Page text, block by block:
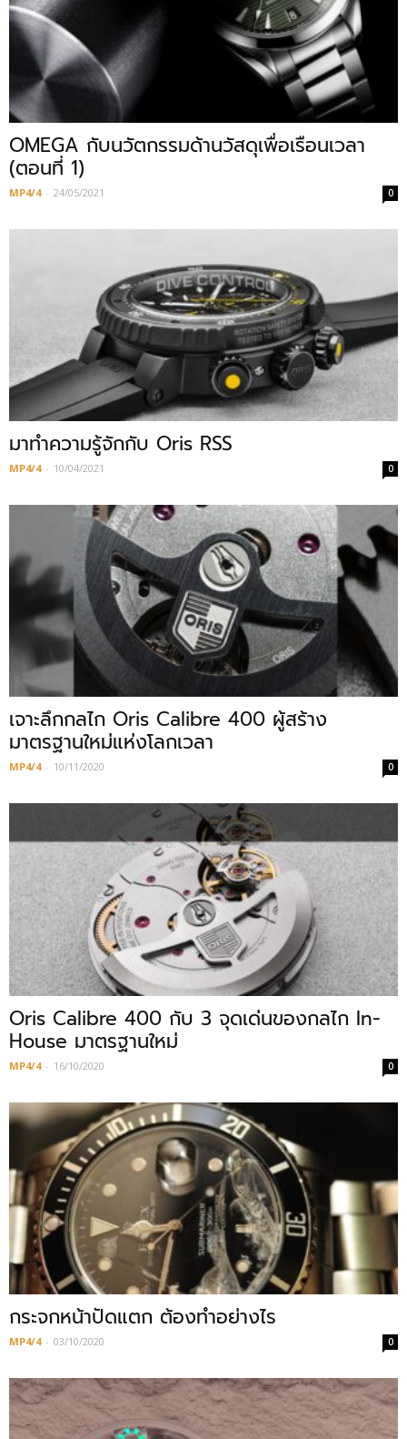
OMEGA กับนวัตกรรมด้านวัสดุเพื่อเรือนเวลา
(ตอนที่ 1)
MP4/4 - 24/05/2021 0
มาทำความรู้จักกับ Oris RSS
MP4/4 - 10/04/2021 0
เจาะลึกกลไก Oris Calibre 400 ผู้สร้าง
มาตรฐานใหม่แห่งโลกเวลา
MP4/4 - 10/11/2020 0
Oris Calibre 400 กับ 3 จุดเด่นของกลไก In-
House มาตรฐานใหม่
MP4/4 - 16/10/2020 0
กระจกหน้าปัดแตก ต้องทำอย่างไร
MP4/4 - 03/10/2020 0